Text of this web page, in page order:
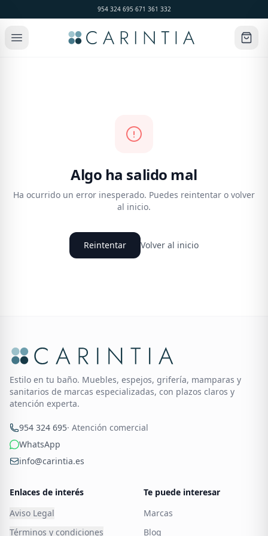
954 324 695·671 361 332
Algo ha salido mal
Ha ocurrido un error inesperado. Puedes reintentar o volver
al inicio.
Reintentar Volver al inicio
Estilo en tu baño. Muebles, espejos, grifería, mamparas y
sanitarios de marcas especializadas, con plazos claros y
atención experta.
954 324 695· Atención comercial
WhatsApp
info@carintia.es
Enlaces de interés
Aviso Legal
Términos y condiciones
Te puede interesar
Marcas
Blog